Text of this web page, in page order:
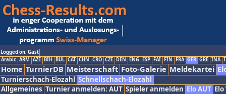
Logged on: Gast
Arabic ARM AZE BIH BUL CAT CHN CRO CZE DEN ENG ESP FAI FIN FRA GER GRE INA
Home TurnierDB Meisterschaft Foto-Galerie Meldekartei
Turnierschach-Elozahl Schnellschach-Elozahl
Allgemeines Turnier anmelden: AUT Spieler anmelden Elo AUT